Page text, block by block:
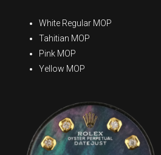
White Regular MOP
Tahitian MOP
Pink MOP
Yellow MOP